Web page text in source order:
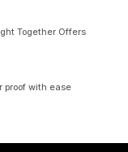
Together Offers
proof with ease